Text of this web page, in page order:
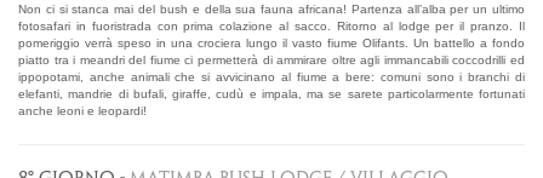
Non ci si stanca mai del bush e della sua fauna africana! Partenza all’alba per un ultimo
fotosafari in fuoristrada con prima colazione al sacco. Ritorno al lodge per il pranzo. Il
pomeriggio verrà speso in una crociera lungo il vasto fiume Olifants. Un battello a fondo
piatto tra i meandri del fiume ci permetterà di ammirare oltre agli immancabili coccodrilli ed
ippopotami, anche animali che si avvicinano al fiume a bere: comuni sono i branchi di
elefanti, mandrie di bufali, giraffe, cudù e impala, ma se sarete particolarmente fortunati
anche leoni e leopardi!